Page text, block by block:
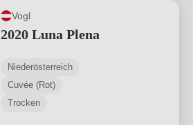
Vogl
2020 Luna Plena
Niederösterreich
Cuvée (Rot)
Trocken